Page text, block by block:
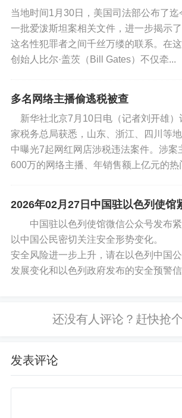
当地时间1月30日，美国司法部公布了
一批爱泼斯坦案相关文件，进一步揭示
这名性犯罪者之间千丝万缕的联系。在
创始人比尔·盖茨（Bill Gates）不仅牵...
多名网络主播偷逃税被查
新华社北京7月10日电（记者刘开雄）
家税务总局获悉，山东、浙江、四川等
中曝光7起网红网店涉税违法案件。涉案
600万的网络主播、年销售额上亿元的热
2026年02月27日中国驻以色列使馆
中国驻以色列使馆微信公众号发布紧
以中国公民密切关注安全形势变化。
安全风险进一步上升，请在以色列中国
发展变化和以色列政府发布的安全预警
发表评论